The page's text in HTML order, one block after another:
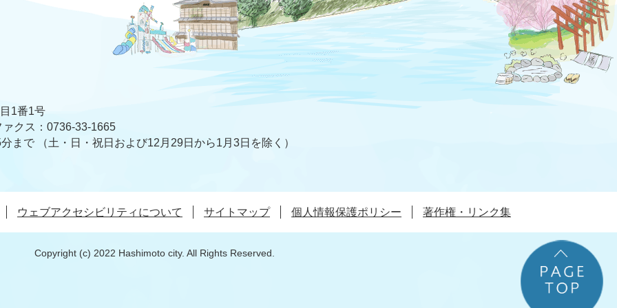
1番1号
ァクス：0736-33-1665
まで
（土・日・祝日および12月29日から1月3日を除く）
ウェブアクセシビリティについて サイトマップ 個人情報保護ポリシー 著作権・リンク集
Copyright (c) 2022 Hashimoto city. All Rights Reserved.